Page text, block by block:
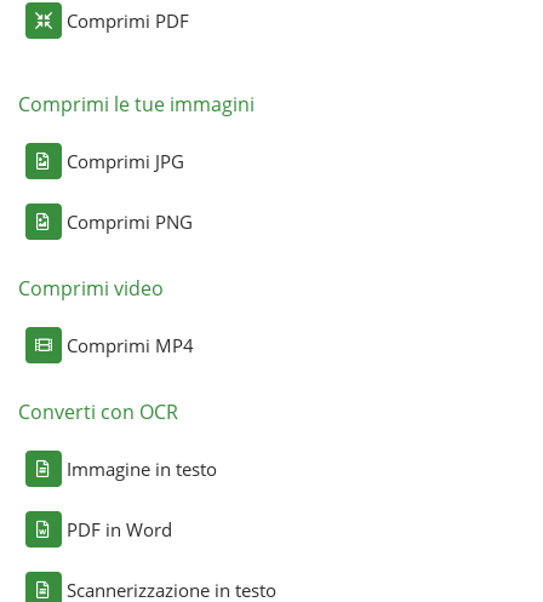
Comprimi PDF
Comprimi le tue immagini
Comprimi JPG
Comprimi PNG
Comprimi video
Comprimi MP4
Converti con OCR
Immagine in testo
PDF in Word
Scannerizzazione in testo